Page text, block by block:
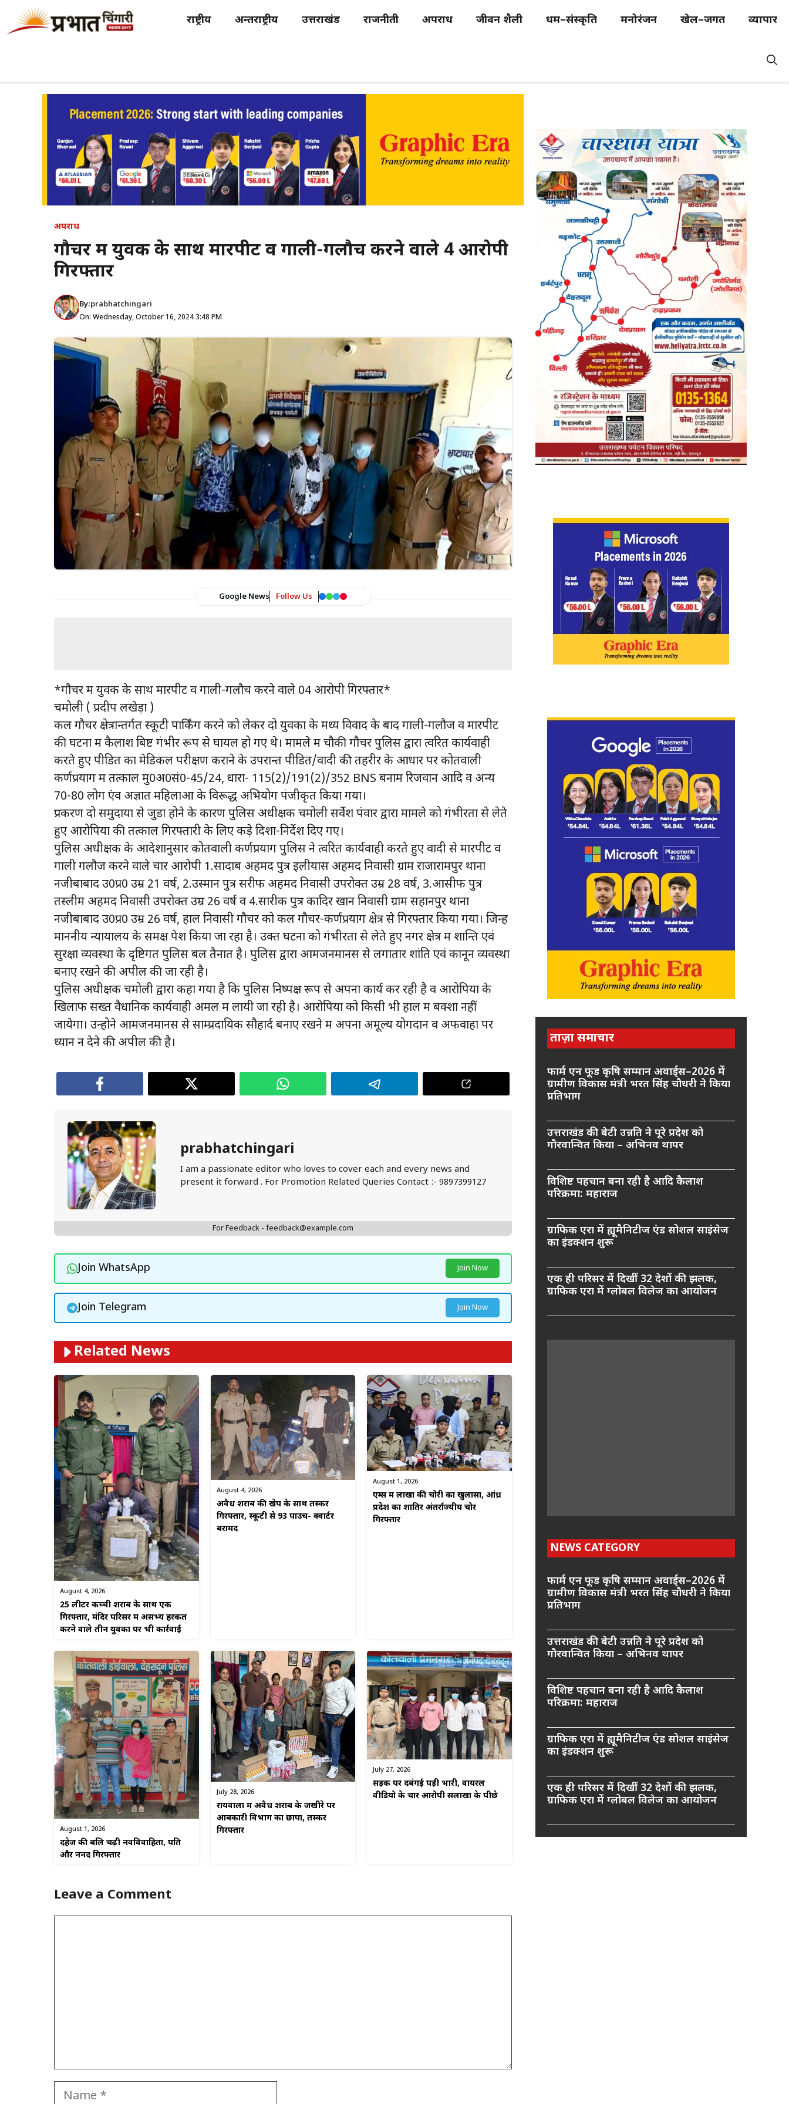
राष्ट्रीय अन्तर्राष्ट्रीय उत्तराखंड राजनीती अपराध जीवन शैली धर्म–संस्कृति मनोरंजन खेल–जगत व्यापार
अपराध
गौचर में युवक के साथ मारपीट व गाली-गलौच करने वाले 4 आरोपी
गिरफ्तार
By:prabhatchingari
On: Wednesday, October 16, 2024 3:48 PM
Google News Follow Us
*गौचर में युवक के साथ मारपीट व गाली-गलौच करने वाले 04 आरोपी गिरफ्तार*
चमोली ( प्रदीप लखेड़ा )
कल गौचर क्षेत्रान्तर्गत स्कूटी पार्किंग करने को लेकर दो युवकों के मध्य विवाद के बाद गाली-गलौज व मारपीट
की घटना में कैलाश बिष्ट गंभीर रूप से घायल हो गए थे। मामले में चौकी गौचर पुलिस द्वारा त्वरित कार्यवाही
करते हुए पीडित का मेडिकल परीक्षण कराने के उपरान्त पीडित/वादी की तहरीर के आधार पर कोतवाली
कर्णप्रयाग में तत्काल मु0अ0सं0-45/24, धारा- 115(2)/191(2)/352 BNS बनाम रिजवान आदि व अन्य
70-80 लोग एंव अज्ञात महिलाओं के विरूद्ध अभियोग पंजीकृत किया गया।
प्रकरण दो समुदायों से जुडा होने के कारण पुलिस अधीक्षक चमोली सर्वेश पंवार द्वारा मामले को गंभीरता से लेते
हुए आरोपियों की तत्काल गिरफ्तारी के लिए कड़े दिशा-निर्देश दिए गए।
पुलिस अधीक्षक के आदेशानुसार कोतवाली कर्णप्रयाग पुलिस ने त्वरित कार्यवाही करते हुए वादी से मारपीट व
गाली गलौज करने वाले चार आरोपी 1.सादाब अहमद पुत्र इलीयास अहमद निवासी ग्राम राजारामपुर थाना
नजीबाबाद उ0प्र0 उम्र 21 वर्ष, 2.उस्मान पुत्र सरीफ अहमद निवासी उपरोक्त उम्र 28 वर्ष, 3.आसीफ पुत्र
तस्लीम अहमद निवासी उपरोक्त उम्र 26 वर्ष व 4.सारीक पुत्र कादिर खान निवासी ग्राम सहानपुर थाना
नजीबाबाद उ0प्र0 उम्र 26 वर्ष, हाल निवासी गौचर को कल गौचर-कर्णप्रयाग क्षेत्र से गिरफ्तार किया गया। जिन्हें
माननीय न्यायालय के समक्ष पेश किया जा रहा है। उक्त घटना को गंभीरता से लेते हुए नगर क्षेत्र में शान्ति एवं
सुरक्षा व्यवस्था के दृष्टिगत पुलिस बल तैनात है। पुलिस द्वारा आमजनमानस से लगातार शांति एवं कानून व्यवस्था
बनाए रखने की अपील की जा रही है।
पुलिस अधीक्षक चमोली द्वारा कहा गया है कि पुलिस निष्पक्ष रूप से अपना कार्य कर रही है व आरोपियों के
खिलाफ सख्त वैधानिक कार्यवाही अमल में लायी जा रही है। आरोपियों को किसी भी हाल में बक्शा नहीं
जायेगा। उन्होने आमजनमानस से साम्प्रदायिक सौहार्द बनाए रखने में अपना अमूल्य योगदान व अफवाहों पर
ध्यान न देने की अपील की है।
prabhatchingari
I am a passionate editor who loves to cover each and every news and
present it forward . For Promotion Related Queries Contact :- 9897399127
For Feedback - feedback@example.com
Join WhatsApp Join Now
Join Telegram Join Now
Related News
August 4, 2026
25 लीटर कच्ची शराब के साथ एक
गिरफ्तार, मंदिर परिसर में असभ्य हरकत
करने वाले तीन युवकों पर भी कार्रवाई
August 4, 2026
अवैध शराब की खेप के साथ तस्कर
गिरफ्तार, स्कूटी से 93 पाउच- क्वार्टर
बरामद
August 1, 2026
एम्स में लाखों की चोरी का खुलासा, आंध्र
प्रदेश का शातिर अंतर्राज्यीय चोर
गिरफ्तार
August 1, 2026
दहेज की बलि चढ़ी नवविवाहिता, पति
और ननद गिरफ्तार
July 28, 2026
रायवाला में अवैध शराब के जखीरे पर
आबकारी विभाग का छापा, तस्कर
गिरफ्तार
July 27, 2026
सड़क पर दबंगई पड़ी भारी, वायरल
वीडियो के चार आरोपी सलाखों के पीछे
Leave a Comment
Name
ताज़ा समाचार
फार्म एन फूड कृषि सम्मान अवार्ड्स–2026 में
ग्रामीण विकास मंत्री भरत सिंह चौधरी ने किया
प्रतिभाग
उत्तराखंड की बेटी उन्नति ने पूरे प्रदेश को
गौरवान्वित किया – अभिनव थापर
विशिष्ट पहचान बना रही है आदि कैलाश
परिक्रमा: महाराज
ग्राफिक एरा में ह्यूमैनिटीज एंड सोशल साइंसेज
का इंडक्शन शुरू
एक ही परिसर में दिखीं 32 देशों की झलक,
ग्राफिक एरा में ग्लोबल विलेज का आयोजन
NEWS CATEGORY
फार्म एन फूड कृषि सम्मान अवार्ड्स–2026 में
ग्रामीण विकास मंत्री भरत सिंह चौधरी ने किया
प्रतिभाग
उत्तराखंड की बेटी उन्नति ने पूरे प्रदेश को
गौरवान्वित किया – अभिनव थापर
विशिष्ट पहचान बना रही है आदि कैलाश
परिक्रमा: महाराज
ग्राफिक एरा में ह्यूमैनिटीज एंड सोशल साइंसेज
का इंडक्शन शुरू
एक ही परिसर में दिखीं 32 देशों की झलक,
ग्राफिक एरा में ग्लोबल विलेज का आयोजन